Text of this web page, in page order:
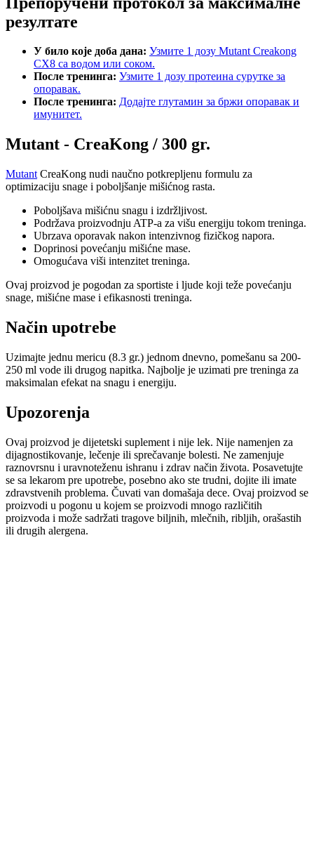
резултате
У било које доба дана: Узмите 1 дозу Mutant Creakong
CX8 са водом или соком.
После тренинга: Узмите 1 дозу протеина сурутке за
опоравак.
После тренинга: Додајте глутамин за бржи опоравак и
имунитет.
Mutant - CreaKong / 300 gr.
Mutant CreaKong nudi naučno potkrepljenu formulu za
optimizaciju snage i poboljšanje mišićnog rasta.
Poboljšava mišićnu snagu i izdržljivost.
Podržava proizvodnju ATP-a za višu energiju tokom treninga.
Ubrzava oporavak nakon intenzivnog fizičkog napora.
Doprinosi povećanju mišićne mase.
Omogućava viši intenzitet treninga.
Ovaj proizvod je pogodan za sportiste i ljude koji teže povećanju
snage, mišićne mase i efikasnosti treninga.
Način upotrebe
Uzimajte jednu mericu (8.3 gr.) jednom dnevno, pomešanu sa 200-
250 ml vode ili drugog napitka. Najbolje je uzimati pre treninga za
maksimalan efekat na snagu i energiju.
Upozorenja
Ovaj proizvod je dijetetski suplement i nije lek. Nije namenjen za
dijagnostikovanje, lečenje ili sprečavanje bolesti. Ne zamenjuje
raznovrsnu i uravnoteženu ishranu i zdrav način života. Posavetujte
se sa lekarom pre upotrebe, posebno ako ste trudni, dojite ili imate
zdravstvenih problema. Čuvati van domašaja dece. Ovaj proizvod se
proizvodi u pogonu u kojem se proizvodi mnogo različitih
proizvoda i može sadržati tragove biljnih, mlečnih, ribljih, orašastih
ili drugih alergena.